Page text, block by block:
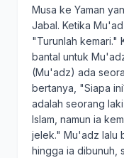
Musa ke Yaman
Jabal. Ketika
"Turunlah kemari."
bantal untuk
(Mu'adz) ada
bertanya, "Siapa
adalah seorang
Islam, namun ia
jelek." Mu'adz lalu
hingga ia dibunuh,